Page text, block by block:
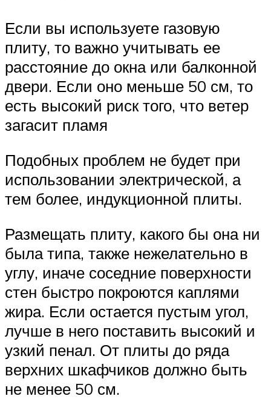
Если вы используете газовую
плиту, то важно учитывать ее
расстояние до окна или балконной
двери. Если оно меньше 50 см, то
есть высокий риск того, что ветер
загасит пламя
Подобных проблем не будет при
использовании электрической, а
тем более, индукционной плиты.
Размещать плиту, какого бы она ни
была типа, также нежелательно в
углу, иначе соседние поверхности
стен быстро покроются каплями
жира. Если остается пустым угол,
лучше в него поставить высокий и
узкий пенал. От плиты до ряда
верхних шкафчиков должно быть
не менее 50 см.